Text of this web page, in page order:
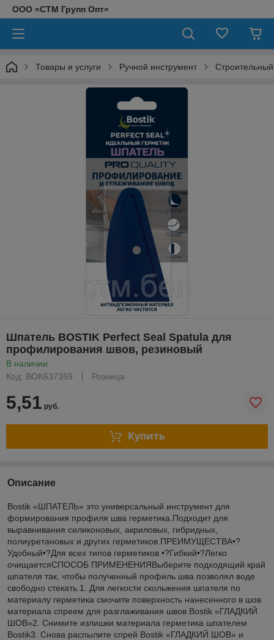
ООО «СТМ Групп Опт»
Товары и услуги Ручной инструмент
Шпатель BOSTIK Perfect Seal Spatula для
профилирования швов, резиновый
В наличии
Код: BOK637359
Розница
5,51 руб.
Купить
Описание
Bostik «ШПАТЕЛЬ» это универсальный инструмент для
формирования профиля шва герметика.Подходит для
выравнивания силиконовых, акриловых, гибридных,
полиуретановых и других герметиков.ПРЕИМУЩЕСТВА•?
Удобный•?Для всех типов герметиков •?Гибкий•?Легко
очищаетсяСПОСОБ ПРИМЕНЕНИЯВыберите подходящий край
шпателя так, чтобы полученный профиль шва позволял воде
свободно стекать.1. Для легкости скольжения шпателя по
материалу герметика смочите поверхность нанесенного в шов
материала спреем для разглаживания швов Bostik «ГЛАДКИЙ
ШОВ»2. Снимите излишки материала герметика шпателем
Bostik3. Снова распылите спрей Bostik «ГЛАДКИЙ ШОВ» и